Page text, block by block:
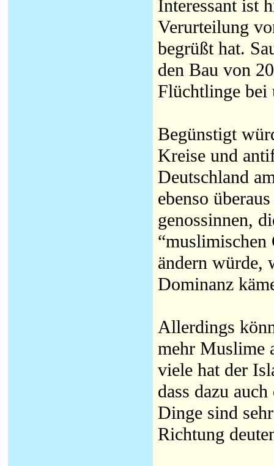
Interessant ist
Verurteilung
begrüßt hat.
den Bau von
Flüchtlinge bei
Begünstigt
Kreise und
Deutschland
ebenso
genossinnen,
“muslimischen
ändern würde,
Dominanz
Allerdings
mehr Muslime
viele hat der
dass dazu
Dinge sind
Richtung